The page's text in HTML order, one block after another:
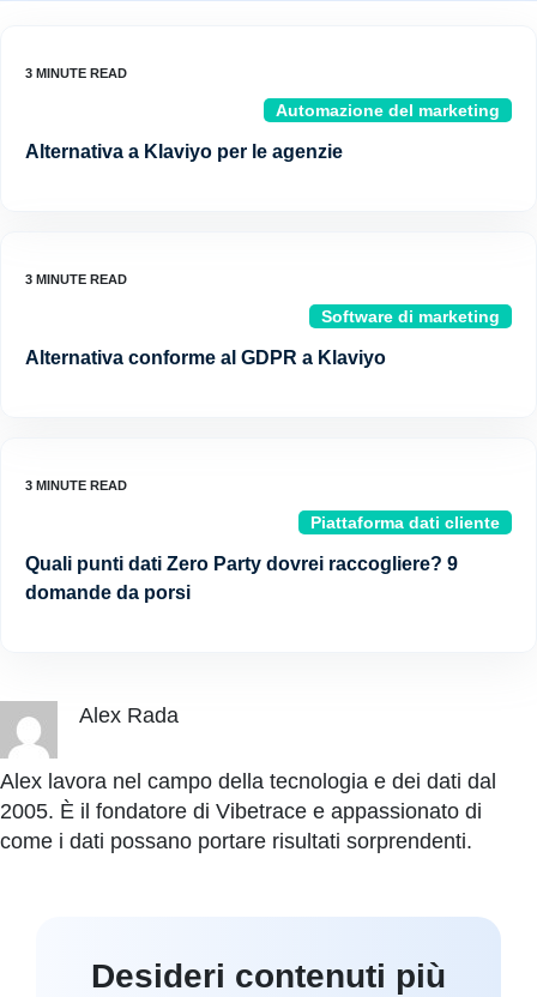
Automazione del marketing
Alternativa a Klaviyo per le agenzie
Software di marketing
Alternativa conforme al GDPR a Klaviyo
Piattaforma dati cliente
Quali punti dati Zero Party dovrei raccogliere? 9
domande da porsi
Alex Rada
Alex lavora nel campo della tecnologia e dei dati dal
2005. È il fondatore di Vibetrace e appassionato di
come i dati possano portare risultati sorprendenti.
Desideri contenuti più